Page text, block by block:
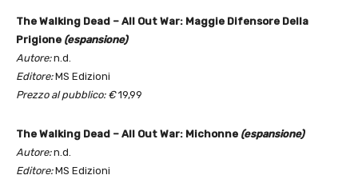
The Walking Dead – All Out War: Maggie Difensore Della
Prigione (espansione)
Autore:n.d.
Editore:MS Edizioni
Prezzo al pubblico: €19,99
The Walking Dead – All Out War: Michonne (espansione)
Autore:n.d.
Editore:MS Edizioni